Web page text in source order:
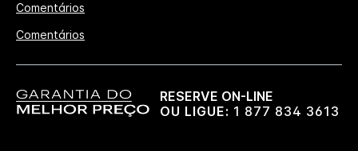
Comentários
Comentários
RESERVE ON-LINE
OU LIGUE: 1 877 834 3613